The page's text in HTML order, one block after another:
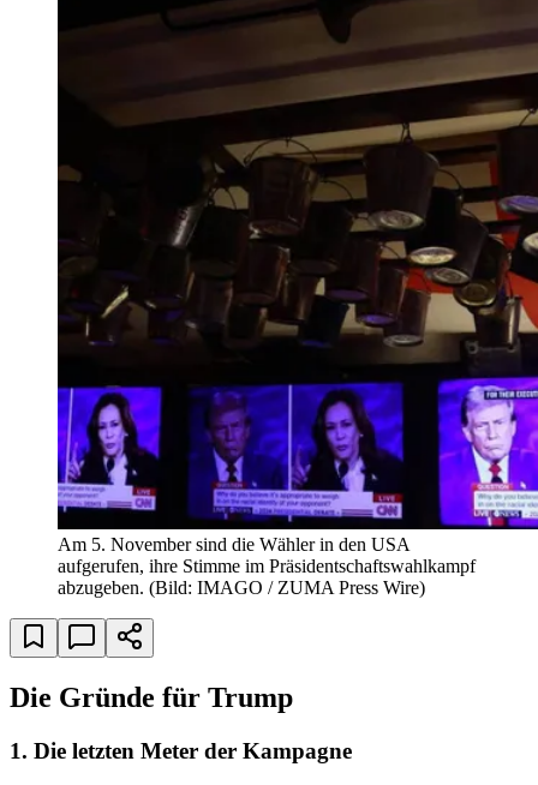
Am 5. November sind die Wähler in den USA
aufgerufen, ihre Stimme im Präsidentschaftswahlkampf
abzugeben. (Bild: IMAGO / ZUMA Press Wire)
Die Gründe für Trump
1. Die letzten Meter der Kampagne